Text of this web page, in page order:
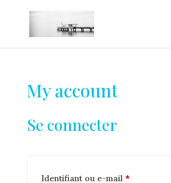
My account
Se connecter
Identifiant ou e-mail *Obligatoire